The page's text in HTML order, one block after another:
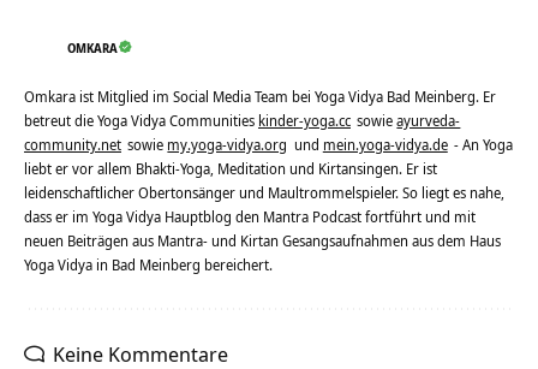
OMKARA
Omkara ist Mitglied im Social Media Team bei Yoga Vidya Bad Meinberg. Er
betreut die Yoga Vidya Communities kinder-yoga.cc sowieayurveda-
community.net sowie my.yoga-vidya.org und mein.yoga-vidya.de - An Yoga
liebt er vor allem Bhakti-Yoga, Meditation und Kirtansingen. Er ist
leidenschaftlicher Obertonsänger und Maultrommelspieler. So liegt es nahe,
dass er im Yoga Vidya Hauptblog den Mantra Podcast fortführt und mit
neuen Beiträgen aus Mantra- und Kirtan Gesangsaufnahmen aus dem Haus
Yoga Vidya in Bad Meinberg bereichert.
Keine Kommentare